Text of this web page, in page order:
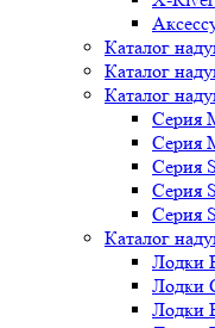
Каталог
Каталог
Каталог
Серия
Серия
Серия
Серия
Серия
Каталог
Лодки
Лодки
Лодки